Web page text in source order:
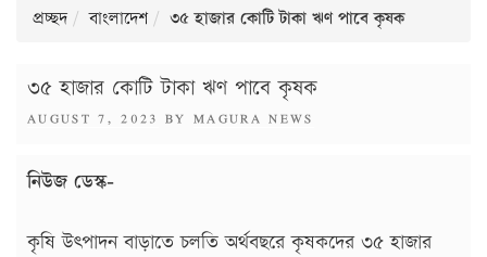
প্রচ্ছদ বাংলাদেশ ৩৫ হাজার কোটি টাকা ঋণ পাবে কৃষক
৩৫ হাজার কোটি টাকা ঋণ পাবে কৃষক
POSTED
AUGUST 7, 2023 BY MAGURA NEWS
নিউজ ডেস্ক-
কৃষি উৎপাদন বাড়াতে চলতি অর্থবছরে কৃষকদের ৩৫ হাজার